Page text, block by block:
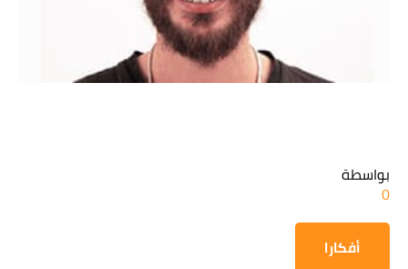
بواسطة
0
أفكارا
قراءة سياسة الخصوصية